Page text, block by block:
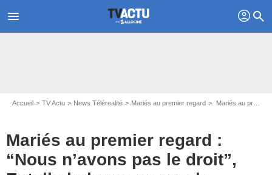
menu profil search
Accueil TV Actu News Télérealité Mariés au premier regard Mariés au premier regard : “Nous n’avons pas le droit”, Estelle balance ce que la production leur interdit “pendant la diffusion”
Mariés au premier regard :
“Nous n’avons pas le droit”,